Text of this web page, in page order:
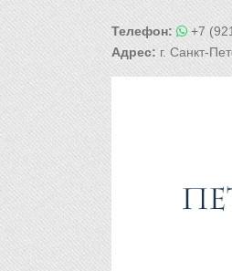
Телефон: +7
Адрес:г. Санкт-